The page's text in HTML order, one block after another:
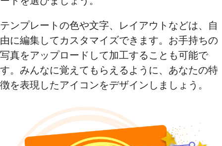
テンプレートの色や文字、レイアウトなどは、自
由に編集してカスタマイズできます。お手持ちの
写真をアップロードして加工することも可能で
す。みんなに覚えてもらえるように、あなたの特
徴を表現したアイコンをデザインしましょう。